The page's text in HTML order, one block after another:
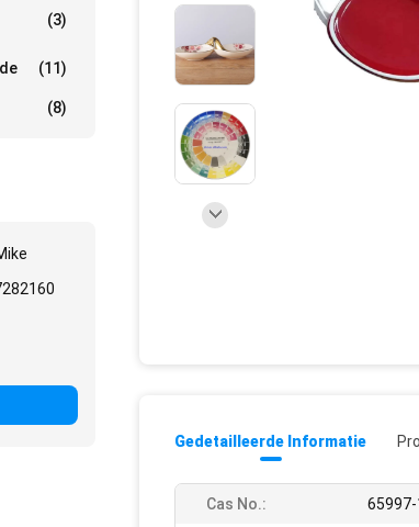
(3)
(11)
(8)
Gedetailleerde Informatie
Cas No.: